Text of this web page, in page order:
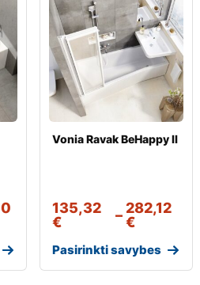
Vonia Ravak BeHappy II
135,32
€
– 282,12
€
Pasirinkti savybes